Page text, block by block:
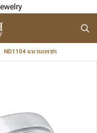
ND1104 แหวนเพชร